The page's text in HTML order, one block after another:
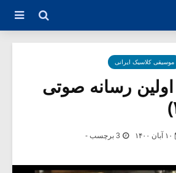
موسیقی کلاسیک ایرانی
اولین رسانه صوتی
۱۰ آبان ۱۴۰۰ 3 برچسب -